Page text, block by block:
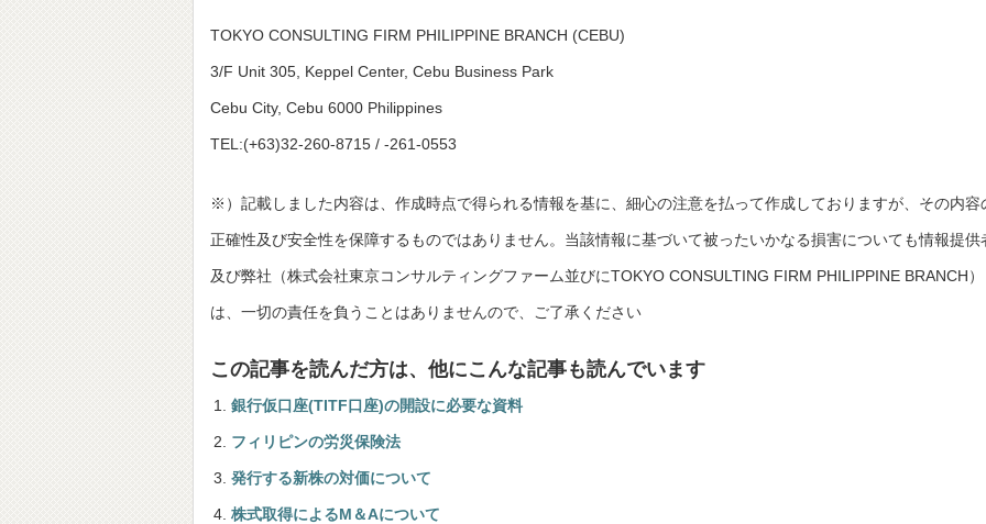
TOKYO CONSULTING FIRM PHILIPPINE BRANCH (CEBU)
3/F Unit 305, Keppel Center, Cebu Business Park
Cebu City, Cebu 6000 Philippines
TEL:(+63)32-260-8715 / -261-0553
※）記載しました内容は、作成時点で得られる情報を基に、細心の注意を払って作成しておりますが、その内容
正確性及び安全性を保障するものではありません。当該情報に基づいて被ったいかなる損害についても情報提供
及び弊社（株式会社東京コンサルティングファーム並びにTOKYO CONSULTING FIRM PHILIPPINE BRANCH）
は、一切の責任を負うことはありませんので、ご了承ください
この記事を読んだ方は、他にこんな記事も読んでいます
銀行仮口座(TITF口座)の開設に必要な資料
フィリピンの労災保険法
発行する新株の対価について
株式取得によるM＆Aについて